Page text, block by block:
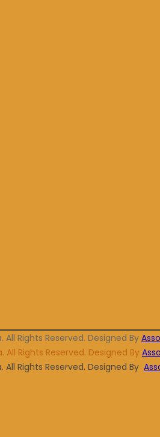
Rights Reserved. Designed By
Rights Reserved. Designed By
Rights Reserved. Designed By